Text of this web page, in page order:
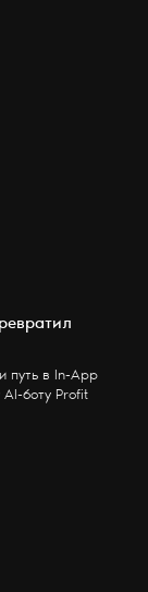
путь в In-App
боту Profit